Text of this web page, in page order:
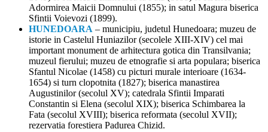
Adormirea Maicii Domnului (1855); in satul Magura biserica
Sfintii Voievozi (1899).
HUNEDOARA – municipiu, judetul Hunedoara; muzeu de
istorie in Castelul Huniazilor (secolele XIII-XIV) cel mai
important monument de arhitectura gotica din Transilvania;
muzeul fierului; muzeu de etnografie si arta populara; biserica
Sfantul Nicolae (1458) cu picturi murale interioare (1634-
1654) si turn clopotnita (1827); biserica manastirea
Augustinilor (secolul XV); catedrala Sfintii Imparati
Constantin si Elena (secolul XIX); biserica Schimbarea la
Fata (secolul XVIII); biserica reformata (secolul XVII);
rezervatia forestiera Padurea Chizid.